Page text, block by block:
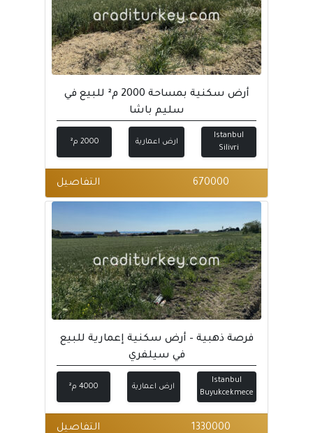
أرض سكنية بمساحة 2000 م² للبيع في
سليم باشا
Istanbul
Silivri
ارض اعمارية 2000 م²
670000 التفاصيل
فرصة ذهبية – أرض سكنية إعمارية للبيع
في سيلفري
Istanbul
Buyukcekmece
ارض اعمارية 4000 م²
1330000 التفاصيل